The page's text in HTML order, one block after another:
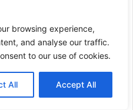
browsing experience,
and analyse our traffic.
to our use of cookies.
All Accept All